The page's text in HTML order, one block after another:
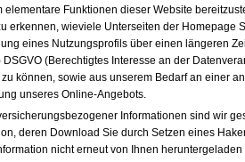
Funktionen dieser Website
erkennen, wieviele Unterseiten der Homepage
eines Nutzungsprofils über einen längeren
(Berechtigtes Interesse an der
können, sowie aus unserem Bedarf an einer
unseres Online-Angebots.
Informationen sind wir
deren Download Sie durch Setzen eines
nicht erneut von Ihnen